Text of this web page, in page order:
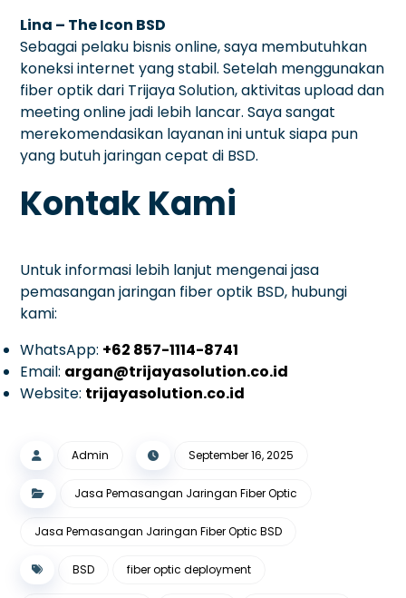
Lina – The Icon BSD
Sebagai pelaku bisnis online, saya membutuhkan
koneksi internet yang stabil. Setelah menggunakan
fiber optik dari Trijaya Solution, aktivitas upload dan
meeting online jadi lebih lancar. Saya sangat
merekomendasikan layanan ini untuk siapa pun
yang butuh jaringan cepat di BSD.
Kontak Kami
Untuk informasi lebih lanjut mengenai jasa
pemasangan jaringan fiber optik BSD, hubungi
kami:
WhatsApp: +62 857-1114-8741
Email: argan@trijayasolution.co.id
Website: trijayasolution.co.id
Admin September 16, 2025
Jasa Pemasangan Jaringan Fiber Optic
Jasa Pemasangan Jaringan Fiber Optic BSD
BSD fiber optic deployment